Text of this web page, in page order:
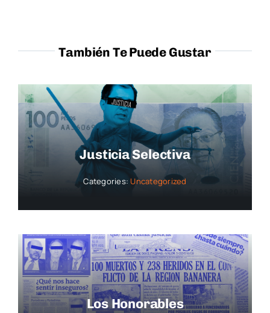
También Te Puede Gustar
Justicia Selectiva
Categories: Uncategorized
Los Honorables